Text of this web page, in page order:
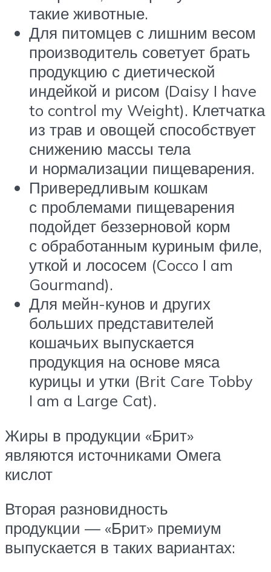
такие животные.
Для питомцев с лишним весом
производитель советует брать
продукцию с диетической
индейкой и рисом (Daisy I have
to control my Weight). Клетчатка
из трав и овощей способствует
снижению массы тела
и нормализации пищеварения.
Привередливым кошкам
с проблемами пищеварения
подойдет беззерновой корм
с обработанным куриным филе,
уткой и лососем (Cocco I am
Gourmand).
Для мейн-кунов и других
больших представителей
кошачьих выпускается
продукция на основе мяса
курицы и утки (Brit Care Tobby
I am a Large Cat).
Жиры в продукции «Брит»
являются источниками Омега
кислот
Вторая разновидность
продукции — «Брит» премиум
выпускается в таких вариантах: